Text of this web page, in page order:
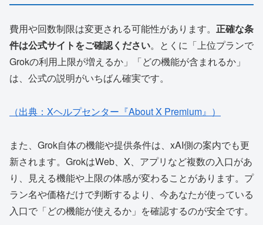
費用や回数制限は変更される可能性があります。 正確な条
件は公式サイトをご確認ください。とくに「上位プランで
Grokの利用上限が増えるか」「どの機能が含まれるか」
は、公式の説明がいちばん確実です。
（出典：Xヘルプセンター『About X Premium』）
また、Grok自体の機能や提供条件は、xAI側の案内でも更
新されます。GrokはWeb、X、アプリなど複数の入口があ
り、見える機能や上限の体感が変わることがあります。プ
ラン名や価格だけで判断するより、今あなたが使っている
入口で「どの機能が使えるか」を確認するのが安全です。